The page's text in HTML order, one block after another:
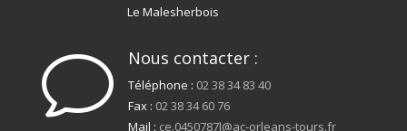
Le Malesherbois
v Nous contacter :
Téléphone : 02 38 34 83 40
Fax : 02 38 34 60 76
Mail : ce.0450787l@ac-orleans-tours.fr